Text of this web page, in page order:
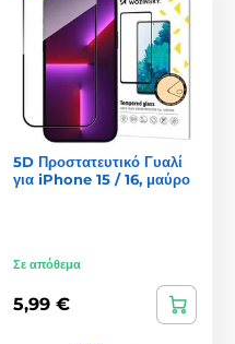
5D Προστατευτικό Γυαλί
για iPhone 15 / 16, μαύρο
Σε απόθεμα
5,99 €